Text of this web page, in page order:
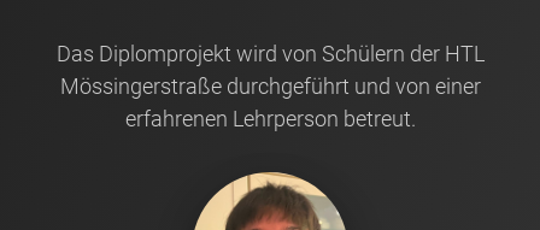
Das Diplomprojekt wird von Schülern der HTL
Mössingerstraße durchgeführt und von einer
erfahrenen Lehrperson betreut.